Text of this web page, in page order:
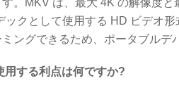
ックとして使用する HD ビデオ
ングできるため、ポータブルデ
用する利点は何ですか?